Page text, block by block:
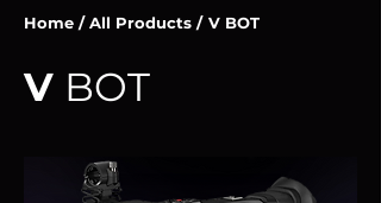
Home / All Products / V BOT
V BOT